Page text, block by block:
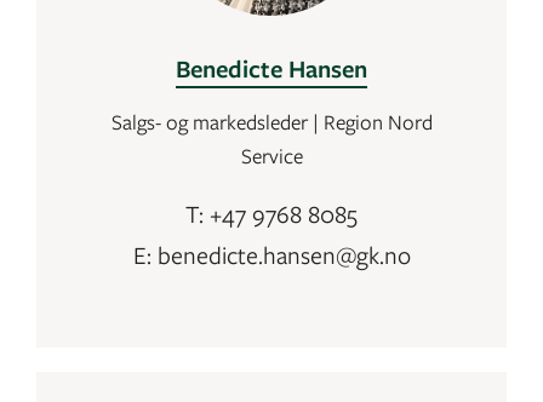
Benedicte Hansen
Salgs- og markedsleder | Region Nord
Service
T: +47 9768 8085
E: benedicte.hansen@gk.no